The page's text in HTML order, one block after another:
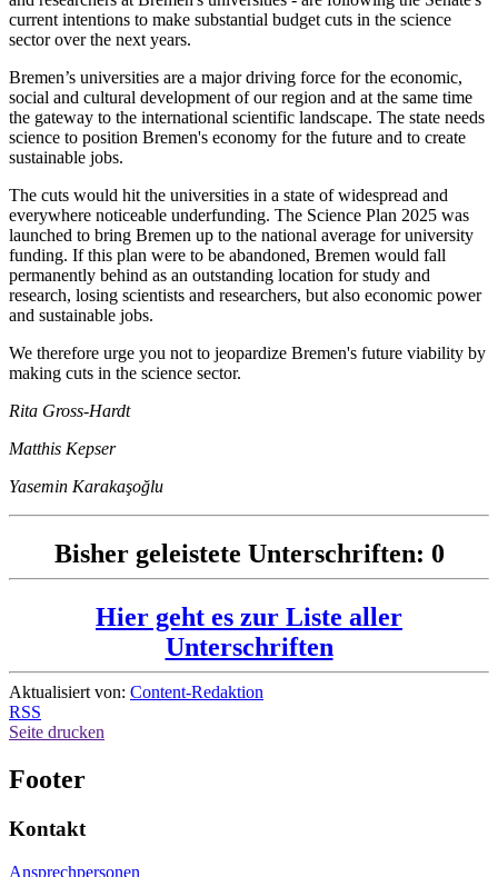
current intentions to make substantial budget cuts in the science
sector over the next years.
Bremen’s universities are a major driving force for the economic,
social and cultural development of our region and at the same time
the gateway to the international scientific landscape. The state needs
science to position Bremen's economy for the future and to create
sustainable jobs.
The cuts would hit the universities in a state of widespread and
everywhere noticeable underfunding. The Science Plan 2025 was
launched to bring Bremen up to the national average for university
funding. If this plan were to be abandoned, Bremen would fall
permanently behind as an outstanding location for study and
research, losing scientists and researchers, but also economic power
and sustainable jobs.
We therefore urge you not to jeopardize Bremen's future viability by
making cuts in the science sector.
Rita Gross-Hardt
Matthis Kepser
Yasemin Karakaşoğlu
Bisher geleistete Unterschriften: 0
Hier geht es zur Liste aller
Unterschriften
Aktualisiert von: Content-Redaktion
RSS
Seite drucken
Footer
Kontakt
Ansprechpersonen